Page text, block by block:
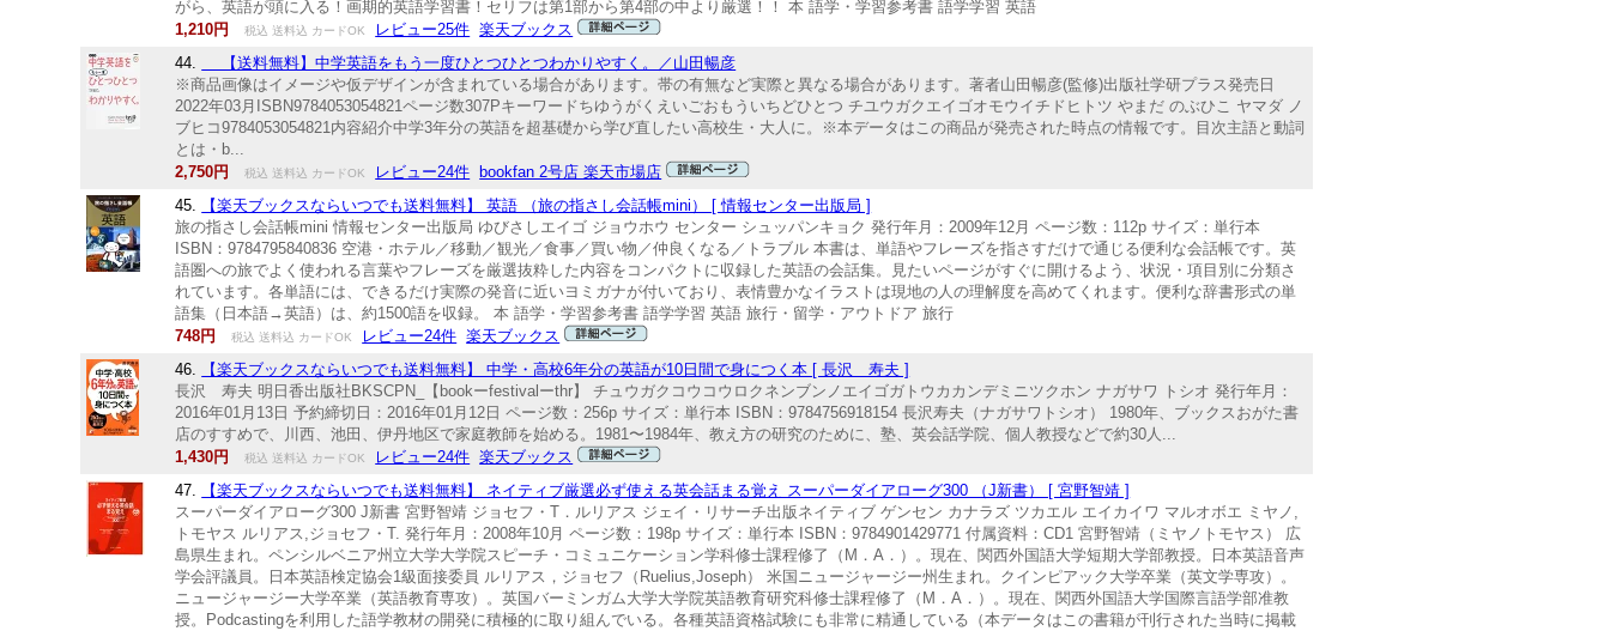
がら、英語が頭に入る！画期的英語学習書！セリフは第1部から第4部の中より厳選！！ 本 語学・学習参考書 語学学習 英語
1,210円
税込 送料込 カードOK レビュー25件 楽天ブックス
44.
【送料無料】中学英語をもう一度ひとつひとつわかりやすく。／山田暢彦
※商品画像はイメージや仮デザインが含まれている場合があります。帯の有無など実際と異なる場合があります。著者山田暢彦(監修)出版社学研プラス発売日
2022年03月ISBN9784053054821ページ数307Pキーワードちゆうがくえいごおもういちどひとつ チユウガクエイゴオモウイチドヒトツ やまだ のぶひこ ヤマダ ノ
ブヒコ9784053054821内容紹介中学3年分の英語を超基礎から学び直したい高校生・大人に。※本データはこの商品が発売された時点の情報です。目次主語と動詞
とは・b...
2,750円
税込 送料込 カードOK レビュー24件
bookfan 2号店 楽天市場店
45.
【楽天ブックスならいつでも送料無料】 英語 （旅の指さし会話帳mini） [ 情報センター出版局 ]
旅の指さし会話帳mini 情報センター出版局 ゆびさしエイゴ ジョウホウ センター シュッパンキョク 発行年月：2009年12月 ページ数：112p サイズ：単行本
ISBN：9784795840836 空港・ホテル／移動／観光／食事／買い物／仲良くなる／トラブル 本書は、単語やフレーズを指さすだけで通じる便利な会話帳です。英
語圏への旅でよく使われる言葉やフレーズを厳選抜粋した内容をコンパクトに収録した英語の会話集。見たいページがすぐに開けるよう、状況・項目別に分類さ
れています。各単語には、できるだけ実際の発音に近いヨミガナが付いており、表情豊かなイラストは現地の人の理解度を高めてくれます。便利な辞書形式の単
語集（日本語→英語）は、約1500語を収録。 本 語学・学習参考書 語学学習 英語 旅行・留学・アウトドア 旅行
748円
税込 送料込 カードOK レビュー24件 楽天ブックス
46.
【楽天ブックスならいつでも送料無料】 中学・高校6年分の英語が10日間で身につく本 [ 長沢 寿夫 ]
長沢 寿夫 明日香出版社BKSCPN_【bookーfestivalーthr】 チュウガクコウコウロクネンブンノエイゴガトウカカンデミニツクホン ナガサワ トシオ 発行年月：
2016年01月13日 予約締切日：2016年01月12日 ページ数：256p サイズ：単行本 ISBN：9784756918154 長沢寿夫（ナガサワトシオ） 1980年、ブックスおがた書
店のすすめで、川西、池田、伊丹地区で家庭教師を始める。1981〜1984年、教え方の研究のために、塾、英会話学院、個人教授などで約30人...
1,430円
税込 送料込 カードOK レビュー24件 楽天ブックス
47.
【楽天ブックスならいつでも送料無料】 ネイティブ厳選必ず使える英会話まる覚え スーパーダイアローグ300 （J新書） [ 宮野智靖 ]
スーパーダイアローグ300 J新書 宮野智靖 ジョセフ・T．ルリアス ジェイ・リサーチ出版ネイティブ ゲンセン カナラズ ツカエル エイカイワ マルオボエ ミヤノ,
トモヤス ルリアス,ジョセフ・T. 発行年月：2008年10月 ページ数：198p サイズ：単行本 ISBN：9784901429771 付属資料：CD1 宮野智靖（ミヤノトモヤス） 広
島県生まれ。ペンシルベニア州立大学大学院スピーチ・コミュニケーション学科修士課程修了（M．A．）。現在、関西外国語大学短期大学部教授。日本英語音声
学会評議員。日本英語検定協会1級面接委員 ルリアス，ジョセフ（Ruelius,Joseph） 米国ニュージャージー州生まれ。クインピアック大学卒業（英文学専攻）。
ニュージャージー大学卒業（英語教育専攻）。英国バーミンガム大学大学院英語教育研究科修士課程修了（M．A．）。現在、関西外国語大学国際言語学部准教
授。Podcastingを利用した語学教材の開発に積極的に取り組んでいる。各種英語資格試験にも非常に精通している（本データはこの書籍が刊行された当時に掲載